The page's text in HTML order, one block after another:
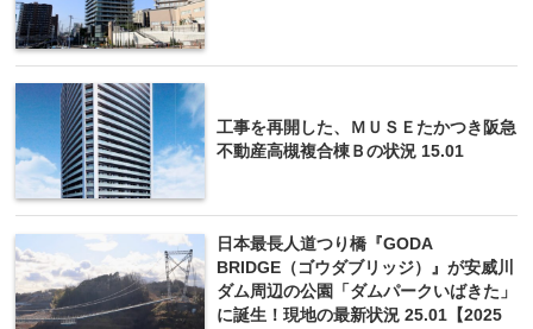
工事を再開した、ＭＵＳＥたかつき阪急
不動産高槻複合棟Ｂの状況 15.01
日本最長人道つり橋『GODA
BRIDGE（ゴウダブリッジ）』が安威川
ダム周辺の公園「ダムパークいばきた」
に誕生！現地の最新状況 25.01【2025